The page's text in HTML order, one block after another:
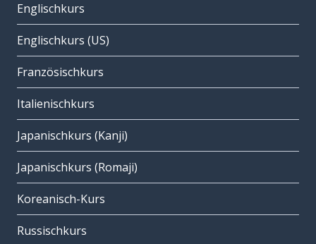
Englischkurs
Englischkurs (US)
Französischkurs
Italienischkurs
Japanischkurs (Kanji)
Japanischkurs (Romaji)
Koreanisch-Kurs
Russischkurs